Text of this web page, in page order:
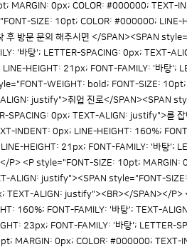
MARGIN: 0px; COLOR: #000000; TEXT-
SIZE: 10pt; COLOR: #000000; LINE-
방문 문의 해주시면 </SPAN><SPAN
'바탕'; LETTER-SPACING: 0px; TEXT-
HEIGHT: 21px; FONT-FAMILY: '바탕';
WEIGHT: bold; FONT-SIZE:
justify">취업 진로</SPAN><SPAN
SPACING: 0px; TEXT-ALIGN: justify">를 잡
INDENT: 0px; LINE-HEIGHT: 160%;
HEIGHT: 21px; FONT-FAMILY: '바탕';
P> <P style="FONT-SIZE: 10pt; MARGIN:
ALIGN: justify"><SPAN style="FONT-
TEXT-ALIGN: justify"><BR></SPAN></P>
160%; FONT-FAMILY: '바탕'; TEXT-
23px; FONT-FAMILY: '바탕'; LETTER-
MARGIN: 0px; COLOR: #000000; TEXT-